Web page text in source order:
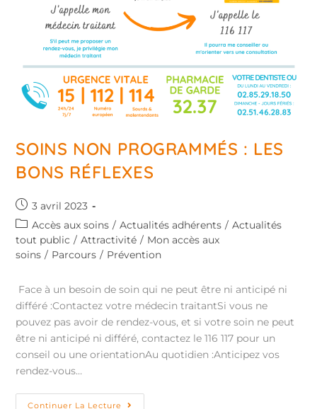
SOINS NON PROGRAMMÉS : LES
BONS RÉFLEXES
3 avril 2023
Accès aux soins / Actualités adhérents / Actualités
tout public / Attractivité / Mon accès aux
soins / Parcours / Prévention
Face à un besoin de soin qui ne peut être ni anticipé ni
différé :Contactez votre médecin traitantSi vous ne
pouvez pas avoir de rendez-vous, et si votre soin ne peut
être ni anticipé ni différé, contactez le 116 117 pour un
conseil ou une orientationAu quotidien :Anticipez vos
rendez-vous…
Continuer La Lecture